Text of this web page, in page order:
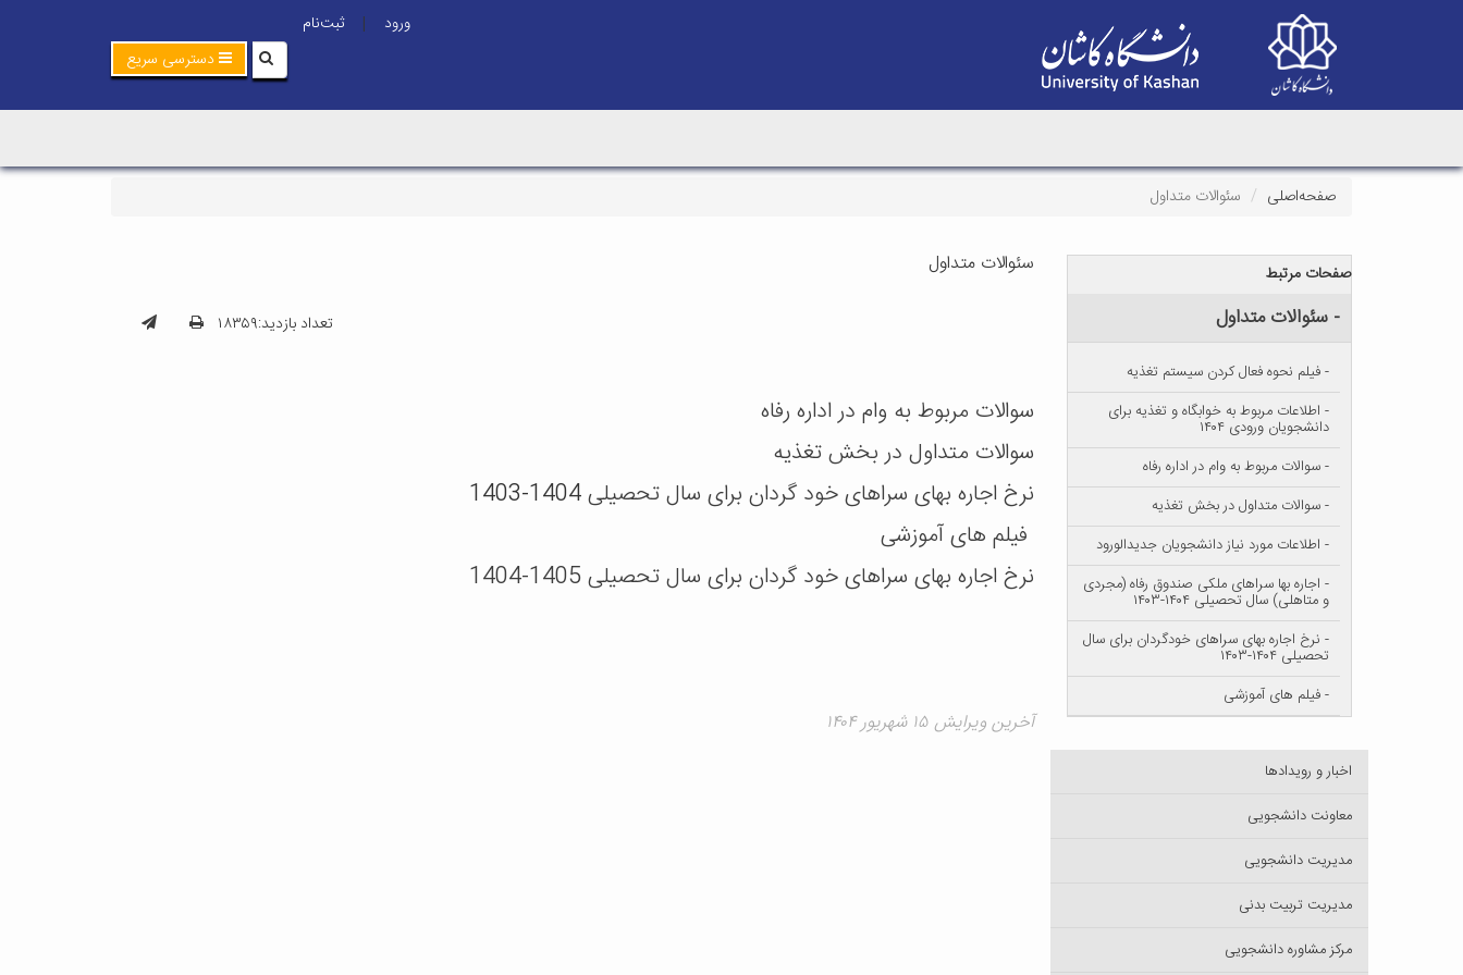
ورود |
ثبت‌نام
دسترسی سریع
صفحه‌اصلی سئوالات متداول
سئوالات متداول
تعداد بازدید:۱۸۳۵۹
سوالات مربوط به وام در اداره رفاه
سوالات متداول در بخش تغذیه
نرخ اجاره بهای سراهای خود گردان برای سال تحصیلی1404-1403
فیلم های آموزشی
نرخ اجاره بهای سراهای خود گردان برای سال تحصیلی 1405-1404
آخرین ویرایش ۱۵ شهریور ۱۴۰۴
صفحات مرتبط
- سئوالات متداول
- فیلم نحوه فعال کردن سیستم تغذیه
- اطلاعات مربوط به خوابگاه و تغذیه برای
دانشجویان ورودی ۱۴۰۴
- سوالات مربوط به وام در اداره رفاه
- سوالات متداول در بخش تغذیه
- اطلاعات مورد نیاز دانشجویان جدیدالورود
- اجاره بها سراهای ملکی صندوق رفاه (مجردی
و متاهلی) سال تحصیلی ۱۴۰۴-۱۴۰۳
- نرخ اجاره بهای سراهای خودگردان برای سال
تحصیلی ۱۴۰۴-۱۴۰۳
- فیلم های آموزشی
اخبار و رویدادها
معاونت دانشجویی
مدیریت دانشجویی
مدیریت تربیت بدنی
مرکز مشاوره دانشجویی